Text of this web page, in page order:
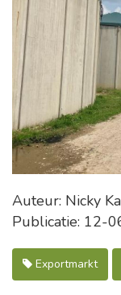
Auteur: Nicky
Publicatie: 12-
Exportmarkt